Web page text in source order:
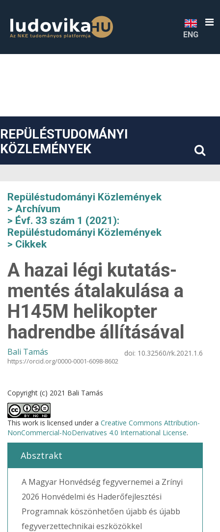
##plugins.themes.bootstrap3.accessible_menu.sidebar##
ENG
REPÜLÉSTUDOMÁNYI
KÖZLEMÉNYEK
Repüléstudományi Közlemények
Archívum
Évf. 33 szám 1 (2021):
Repüléstudományi Közlemények
Cikkek
A hazai légi kutatás-
mentés átalakulása a
H145M helikopter
hadrendbe állításával
Bali Tamás
https://orcid.org/0000-0001-6098-8602
doi: 10.32560/rk.2021.1.6
Copyright (c) 2021 Bali Tamás
This work is licensed under a Creative Commons Attribution-
NonCommercial-NoDerivatives 4.0 International License.
Absztrakt
A Magyar Honvédség fegyvernemei a Zrínyi
2026 Honvédelmi és Haderőfejlesztési
Programnak köszönhetően újabb és újabb
fegyverzettechnikai eszközökkel